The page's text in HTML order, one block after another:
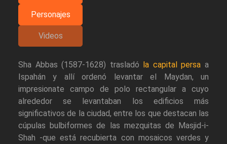
Personajes
Videos
Sha Abbas (1587-1628) trasladó la capital persa a
Ispahán y allí ordenó levantar el Maydan, un
impresionate campo de polo rectangular a cuyo
alrededor se levantaban los edificios más
significativos de la ciudad, entre los que destacan las
cúpulas bulbiformes de las mezquitas de Masjid-i-
Shah -que está recubierta con mosaicos verdes y